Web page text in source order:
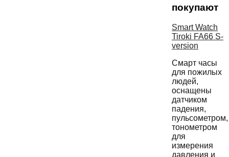
покупают
Smart Watch
Tiroki FA66 S-
version
Смарт часы
для пожилых
людей,
оснащены
датчиком
падения,
пульсометром,
тонометром
для
измерения
давления и